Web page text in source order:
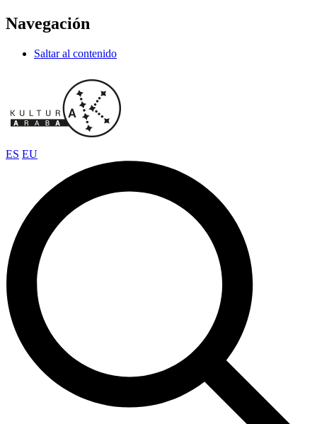
Navegación
Saltar al contenido
ES EU